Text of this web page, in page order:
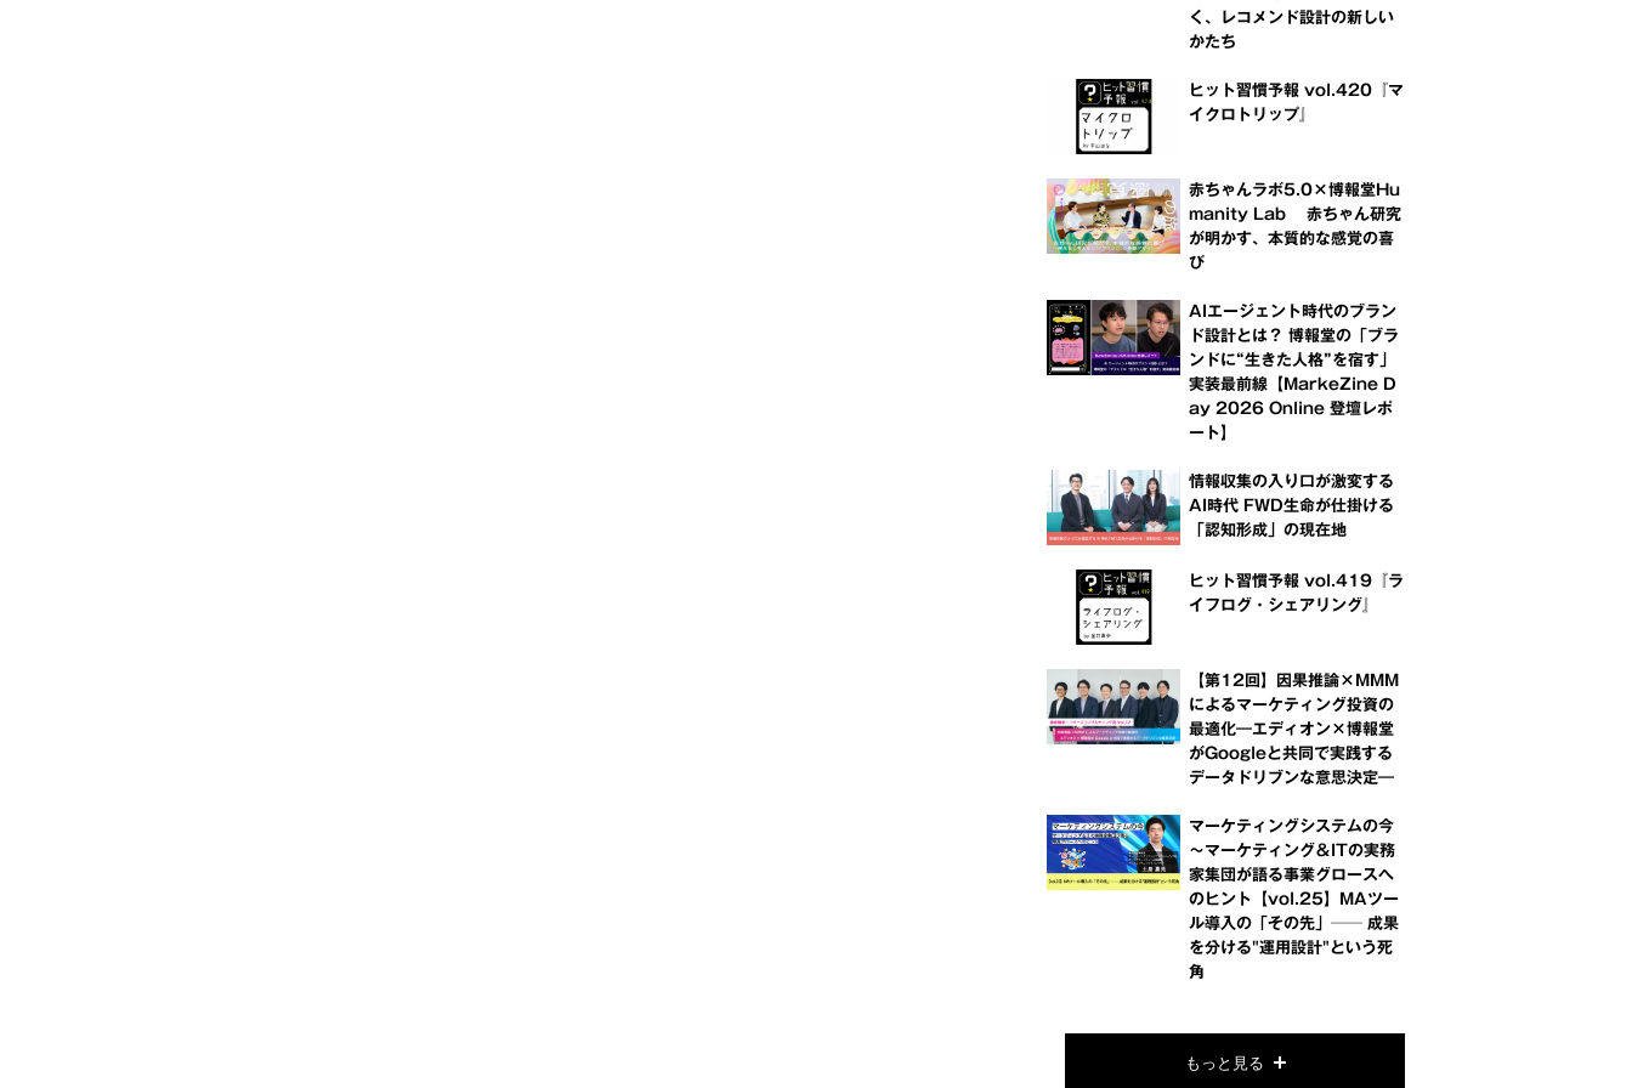
く、レコメンド設計の新しい
かたち
ヒット習慣予報 vol.420『マ
イクロトリップ』
赤ちゃんラボ5.0×博報堂Hu
manity Lab 赤ちゃん研究
が明かす、本質的な感覚の喜
び
AIエージェント時代のブラン
ド設計とは？ 博報堂の「ブラ
ンドに“生きた人格”を宿す」
実装最前線【MarkeZine D
ay 2026 Online 登壇レポ
ート】
情報収集の入り口が激変する
AI時代 FWD生命が仕掛ける
「認知形成」の現在地
ヒット習慣予報 vol.419『ラ
イフログ・シェアリング』
【第12回】因果推論×MMM
によるマーケティング投資の
最適化―エディオン×博報堂
がGoogleと共同で実践する
データドリブンな意思決定―
マーケティングシステムの今
～マーケティング＆ITの実務
家集団が語る事業グロースへ
のヒント【vol.25】MAツー
ル導入の「その先」── 成果
を分ける"運用設計"という死
角
もっと見る